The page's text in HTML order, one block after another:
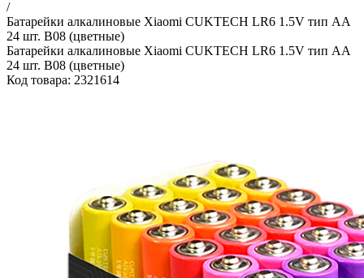
/
Батарейки алкалиновые Xiaomi CUKTECH LR6 1.5V тип AA
24 шт. B08 (цветные)
Батарейки алкалиновые Xiaomi CUKTECH LR6 1.5V тип AA
24 шт. B08 (цветные)
Код товара: 2321614